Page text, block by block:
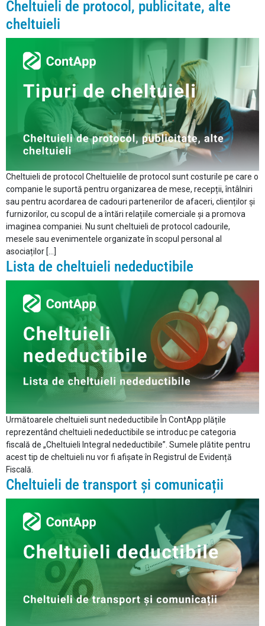
Cheltuieli de protocol, publicitate, alte
cheltuieli
Cheltuieli de protocol Cheltuielile de protocol sunt costurile pe care o
companie le suportă pentru organizarea de mese, recepții, întâlniri
sau pentru acordarea de cadouri partenerilor de afaceri, clienților și
furnizorilor, cu scopul de a întări relațiile comerciale și a promova
imaginea companiei. Nu sunt cheltuieli de protocol cadourile,
mesele sau evenimentele organizate în scopul personal al
asociaților […]
Lista de cheltuieli nedeductibile
Următoarele cheltuieli sunt nedeductibile În ContApp plățile
reprezentând cheltuieli nedeductibile se introduc pe categoria
fiscală de „Cheltuieli Integral nedeductibile”. Sumele plătite pentru
acest tip de cheltuieli nu vor fi afișate în Registrul de Evidență
Fiscală.
Cheltuieli de transport și comunicații